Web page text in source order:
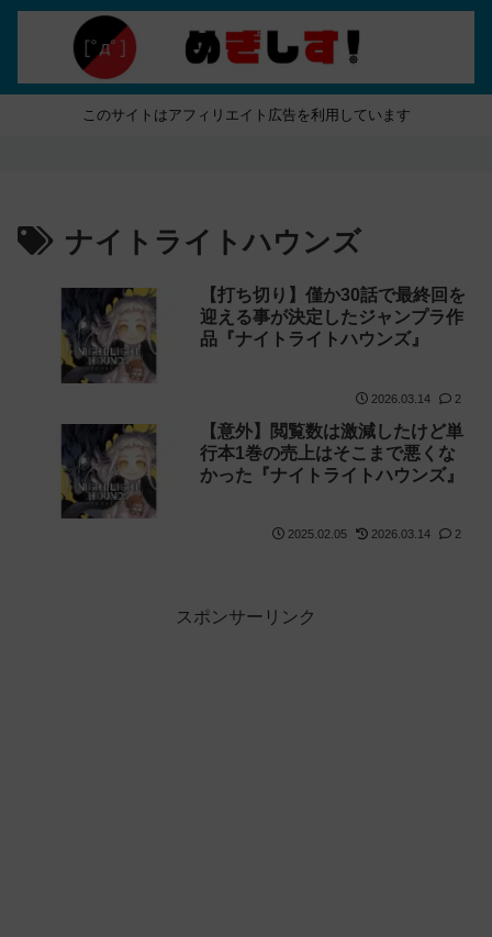
このサイトはアフィリエイト広告を利用しています
ナイトライトハウンズ
【打ち切り】僅か30話で最終回を
迎える事が決定したジャンプラ作
品『ナイトライトハウンズ』
2026.03.14 2
【意外】閲覧数は激減したけど単
行本1巻の売上はそこまで悪くな
かった『ナイトライトハウンズ』
2025.02.05 2026.03.14 2
スポンサーリンク